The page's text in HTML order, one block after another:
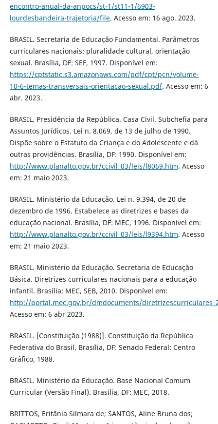
encontro-anual-da-anpocs/st-1/st11-1/6903-
lourdesbandeira-trajetoria/file. Acesso em: 16 ago. 2023.
BRASIL. Secretaria de Educação Fundamental. Parâmetros
curriculares nacionais: pluralidade cultural, orientação
sexual. Brasília, DF: SEF, 1997. Disponível em:
https://cptstatic.s3.amazonaws.com/pdf/cpt/pcn/volume-
10-6-temas-transversais-orientacao-sexual.pdf. Acesso em: 6
abr. 2023.
BRASIL. Presidência da República. Casa Civil. Subchefia para
Assuntos Jurídicos. Lei n. 8.069, de 13 de julho de 1990.
Dispõe sobre o Estatuto da Criança e do Adolescente e dá
outras providências. Brasília, DF: 1990. Disponível em:
http://www.planalto.gov.br/ccivil_03/leis/l8069.htm. Acesso
em: 21 maio 2023.
BRASIL. Ministério da Educação. Lei n. 9.394, de 20 de
dezembro de 1996. Estabelece as diretrizes e bases da
educação nacional. Brasília, DF: MEC, 1996. Disponível em:
http://www.planalto.gov.br/ccivil_03/leis/l9394.htm. Acesso
em: 21 maio 2023.
BRASIL. Ministério da Educação. Secretaria de Educação
Básica. Diretrizes curriculares nacionais para a educação
infantil. Brasília: MEC, SEB, 2010. Disponível em:
http://portal.mec.gov.br/dmdocuments/
Acesso em: 6 abr 2023.
BRASIL. [Constituição (1988)]. Constituição da República
Federativa do Brasil. Brasília, DF: Senado Federal: Centro
Gráfico, 1988.
BRASIL. Ministério da Educação. Base Nacional Comum
Curricular (Versão Final). Brasília, DF: MEC, 2018.
BRITTOS, Eritânia Silmara de; SANTOS, Aline Bruna dos;